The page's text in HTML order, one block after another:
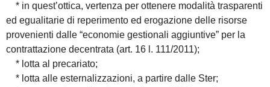
* in quest’ottica, vertenza per ottenere modalità trasparenti
ed egualitarie di reperimento ed erogazione delle risorse
provenienti dalle “economie gestionali aggiuntive” per la
contrattazione decentrata (art. 16 l. 111/2011);
* lotta al precariato;
* lotta alle esternalizzazioni, a partire dalle Ster;